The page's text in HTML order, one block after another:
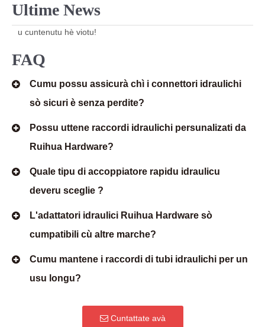
Ultime News
u cuntenutu hè viotu!
FAQ
Cumu possu assicurà chì i connettori idraulichi
sò sicuri è senza perdite?
Possu uttene raccordi idraulichi persunalizati da
Ruihua Hardware?
Quale tipu di accoppiatore rapidu idraulicu
deveru sceglie ?
L'adattatori idraulici Ruihua Hardware sò
cumpatibili cù altre marche?
Cumu mantene i raccordi di tubi idraulichi per un
usu longu?
Cuntattate avà